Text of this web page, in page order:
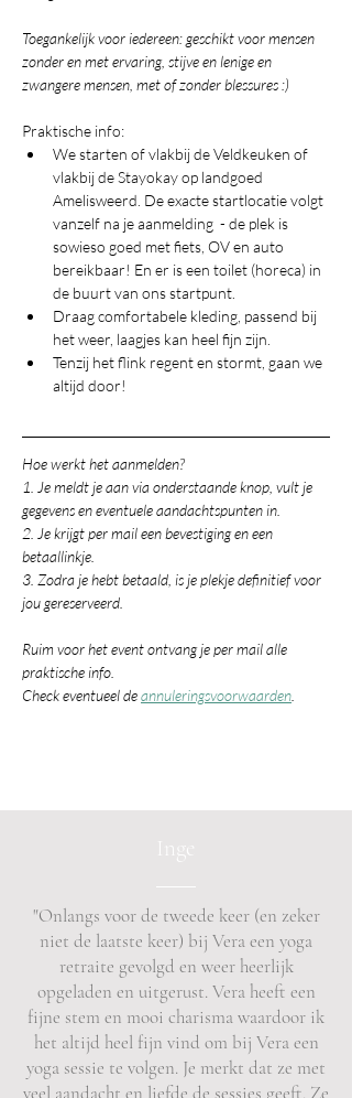
Toegankelijk voor iedereen: geschikt voor mensen
zonder en met ervaring, stijve en lenige en
zwangere mensen, met of zonder blessures :)
Praktische info:
We starten of vlakbij de Veldkeuken of
vlakbij de Stayokay op landgoed
Amelisweerd. De exacte startlocatie volgt
vanzelf na je aanmelding  - de plek is
sowieso goed met fiets, OV en auto
bereikbaar! En er is een toilet (horeca) in
de buurt van ons startpunt.
Draag comfortabele kleding, passend bij
het weer, laagjes kan heel fijn zijn.
Tenzij het flink regent en stormt, gaan we
altijd door!
Hoe werkt het aanmelden?
1. Je meldt je aan via onderstaande knop, vult je
gegevens en eventuele aandachtspunten in.
2. Je krijgt per mail een bevestiging en een
betaallinkje.
3. Zodra je hebt betaald, is je plekje definitief voor
jou gereserveerd.
Ruim voor het event ontvang je per mail alle
praktische info.
Check eventueel de annuleringsvoorwaarden
Inge
"Onlangs voor de tweede keer (en zeker
niet de laatste keer) bij Vera een yoga
retraite gevolgd en weer heerlijk
opgeladen en uitgerust. Vera heeft een
fijne stem en mooi charisma waardoor ik
het altijd heel fijn vind om bij Vera een
yoga sessie te volgen. Je merkt dat ze met
veel aandacht en liefde de sessies geeft. Ze